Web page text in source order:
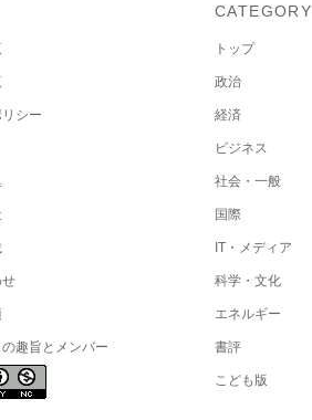
シー
趣旨とメンバー
CATEGORY
トップ
政治
経済
ビジネス
社会・一般
国際
IT・メディア
科学・文化
エネルギー
書評
こども版